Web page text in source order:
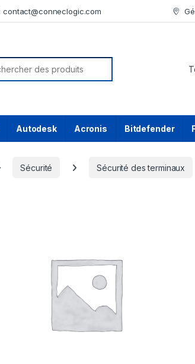
contact@conneclogic.com
for:
Autodesk Acronis Bitdefender
Sécurité Sécurité des terminaux